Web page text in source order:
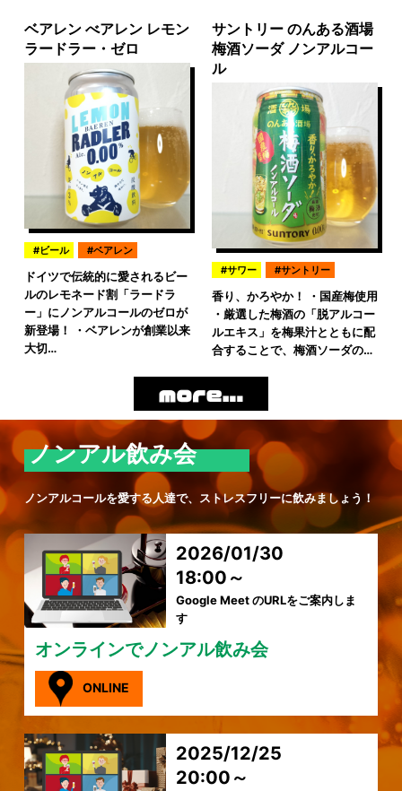
ベアレン べアレン レモン
ラードラー・ゼロ
ビール ベアレン
ドイツで伝統的に愛されるビー
ルのレモネード割「ラードラ
ー」にノンアルコールのゼロが
新登場！ ・ベアレンが創業以来
大切…
サントリー のんある酒場
梅酒ソーダ ノンアルコー
ル
サワー サントリー
香り、かろやか！ ・国産梅使用
・厳選した梅酒の「脱アルコー
ルエキス」を梅果汁とともに配
合することで、梅酒ソーダの…
ノンアル飲み会
ノンアルコールを愛する人達で、ストレスフリーに飲みましょう！
2026/01/30
18:00～
Google Meet のURLをご案内しま
す
オンラインでノンアル飲み会
ONLINE
2025/12/25
20:00～